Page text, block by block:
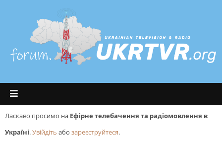
Ласкаво просимо на Ефірне телебачення та радіомовлення в
Україні.Увійдіть або зареєструйтеся.